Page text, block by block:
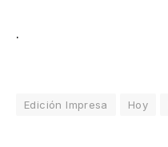
.
Edición Impresa Hoy